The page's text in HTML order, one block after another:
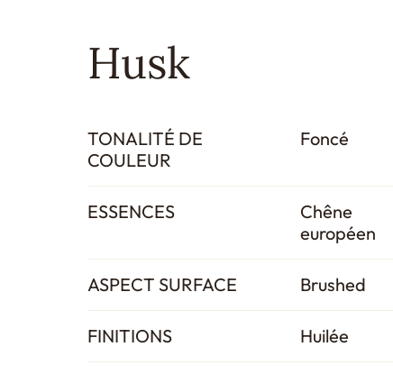
Husk
TONALITÉ DE
COULEUR
Foncé
ESSENCES
Chêne
européen
ASPECT SURFACE Brushed
FINITIONS Huilée